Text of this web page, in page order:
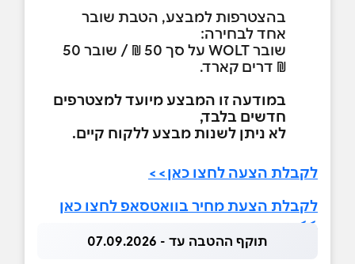
בהצטרפות למבצע, הטבת שובר
אחד לבחירה:
שובר WOLT על סך 50 ₪ / שובר 50
₪ דרים קארד.
במודעה זו המבצע מיועד למצטרפים
חדשים בלבד,
לא ניתן לשנות מבצע ללקוח קיים.
לקבלת הצעה לחצו כאן>>
לקבלת הצעת מחיר בוואטסאפ לחצו כאן
>>
תוקף ההטבה עד - 07.09.2026